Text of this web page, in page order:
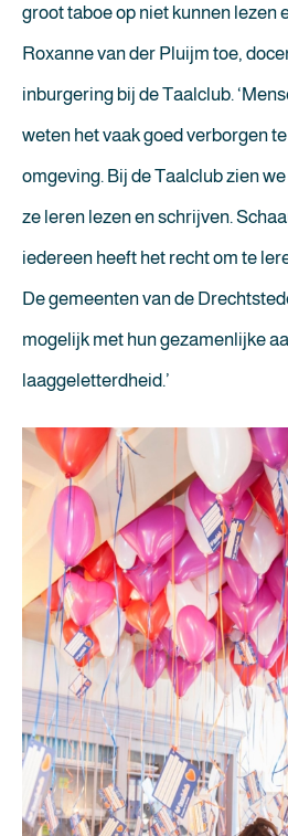
groot taboe op niet kunnen lezen
Roxanne van der Pluijm toe,
inburgering bij de Taalclub.
weten het vaak goed verborgen
omgeving. Bij de Taalclub zien
ze leren lezen en schrijven.
iedereen heeft het recht om te
De gemeenten van de
mogelijk met hun gezamenlijke
laaggeletterdheid.’